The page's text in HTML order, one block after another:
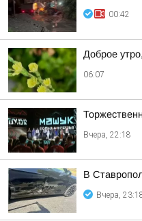
00:42
Доброе
06:07
Вчера, 22:18
В
Вчера,